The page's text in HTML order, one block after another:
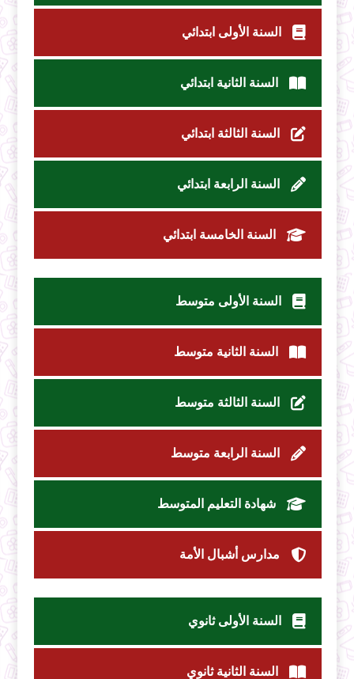
السنة الأولى ابتدائي
السنة الثانية ابتدائي
السنة الثالثة ابتدائي
السنة الرابعة ابتدائي
السنة الخامسة ابتدائي
السنة الأولى متوسط
السنة الثانية متوسط
السنة الثالثة متوسط
السنة الرابعة متوسط
شهادة التعليم المتوسط
مدارس أشبال الأمة
السنة الأولى ثانوي
السنة الثانية ثانوي